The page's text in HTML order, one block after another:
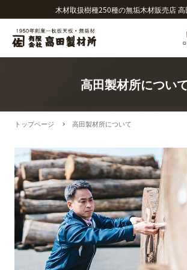
木材取扱樹種250種の無垢木材販売店
高田製材所につい
トップページ 高田製材所について